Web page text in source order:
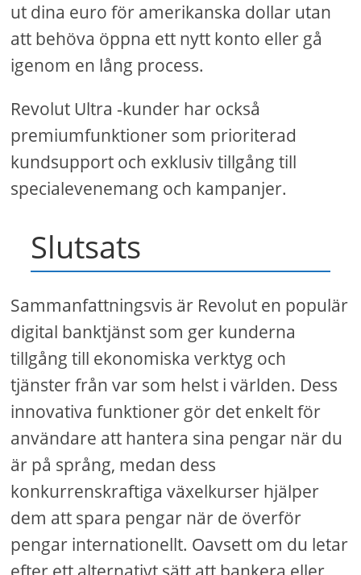
ut dina euro för amerikanska dollar utan
att behöva öppna ett nytt konto eller gå
igenom en lång process.
Revolut Ultra -kunder har också
premiumfunktioner som prioriterad
kundsupport och exklusiv tillgång till
specialevenemang och kampanjer.
Slutsats
Sammanfattningsvis är Revolut en populär
digital banktjänst som ger kunderna
tillgång till ekonomiska verktyg och
tjänster från var som helst i världen. Dess
innovativa funktioner gör det enkelt för
användare att hantera sina pengar när du
är på språng, medan dess
konkurrenskraftiga växelkurser hjälper
dem att spara pengar när de överför
pengar internationellt. Oavsett om du letar